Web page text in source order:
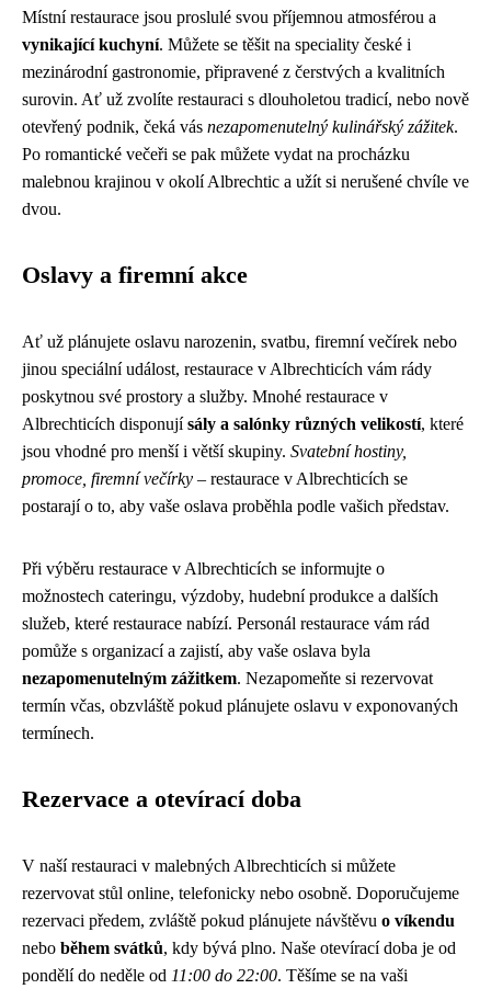
Místní restaurace jsou proslulé svou příjemnou atmosférou a
vynikající kuchyní. Můžete se těšit na speciality české i
mezinárodní gastronomie, připravené z čerstvých a kvalitních
surovin. Ať už zvolíte restauraci s dlouholetou tradicí, nebo nově
otevřený podnik, čeká vás nezapomenutelný kulinářský zážitek.
Po romantické večeři se pak můžete vydat na procházku
malebnou krajinou v okolí Albrechtic a užít si nerušené chvíle ve
dvou.
Oslavy a firemní akce
Ať už plánujete oslavu narozenin, svatbu, firemní večírek nebo
jinou speciální událost, restaurace v Albrechticích vám rády
poskytnou své prostory a služby. Mnohé restaurace v
Albrechticích disponujísály a salónky různých velikostí, které
jsou vhodné pro menší i větší skupiny. Svatební hostiny,
promoce, firemní večírky – restaurace v Albrechticích se
postarají o to, aby vaše oslava proběhla podle vašich představ.
Při výběru restaurace v Albrechticích se informujte o
možnostech cateringu, výzdoby, hudební produkce a dalších
služeb, které restaurace nabízí. Personál restaurace vám rád
pomůže s organizací a zajistí, aby vaše oslava byla
nezapomenutelným zážitkem. Nezapomeňte si rezervovat
termín včas, obzvláště pokud plánujete oslavu v exponovaných
termínech.
Rezervace a otevírací doba
V naší restauraci v malebných Albrechticích si můžete
rezervovat stůl online, telefonicky nebo osobně. Doporučujeme
rezervaci předem, zvláště pokud plánujete návštěvu o víkendu
nebo během svátků, kdy bývá plno. Naše otevírací doba je od
pondělí do neděle od 11:00 do 22:00. Těšíme se na vaši